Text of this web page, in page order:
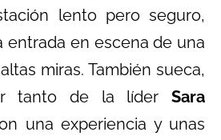
lento pero seguro,
entrada en escena de una
miras. También sueca,
tanto de la líder Sara
una experiencia y unas